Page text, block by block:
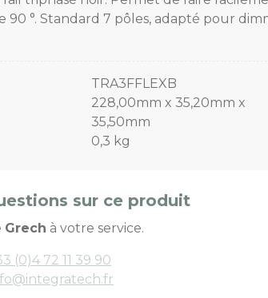
90 °. Standard 7 pôles, adapté pour
TRA3FFLEXB
228,00mm x 35,20mm x
35,50mm
0,3 kg
sur ce produit
Grech à votre service.
(0)4 72 11 39 90